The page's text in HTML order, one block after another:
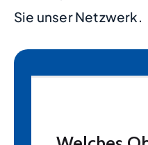
Sie unser Netzwerk.